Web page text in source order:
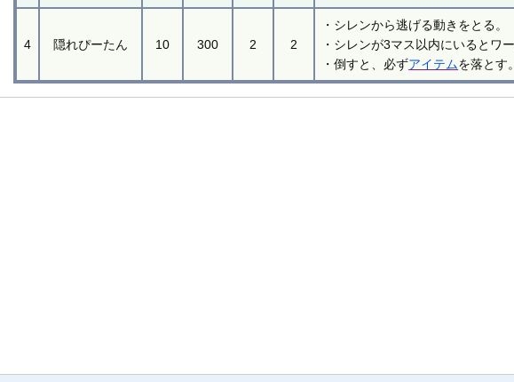
4 隠れぴーたん 10 300 2 2
・シレンから逃げる動きをとる。
・シレンが3マス以内にいるとワー
・倒すと、必ずアイテムを落とす。